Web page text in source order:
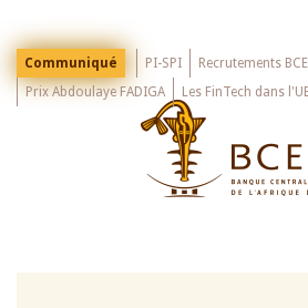
mainMenu
Top
Communiqué PI-SPI Recrutements
Prix Abdoulaye FADIGA
Les FinTech dans